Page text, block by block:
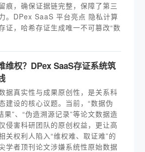
痕，确保证据链完整，保障了第三
。DPex SaaS 平台亮点 隐私计算
证，哈希存证生成唯一不可篡改“数
维权？DPex SaaS存证系统筑
据真实性与成果原创性，是关系科
建设的核心议题。当前，“数据伪
果”、“伪造溯源记录”等论文数据造
侵害科研团队的原创权益，更让高
关权利人陷入“维权难、取证难”的
学者顶刊论文涉嫌系统性原始数据